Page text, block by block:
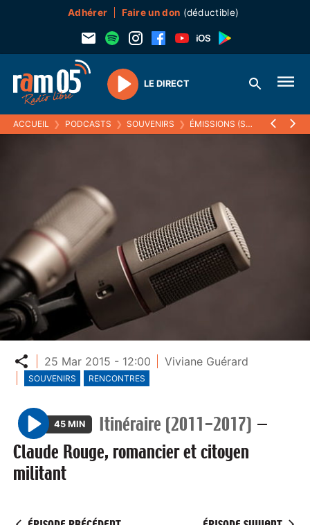
Adhérer Faire un don (déductible)
Play
LE DIRECT
ACCUEIL ❯ PODCASTS ❯ SOUVENIRS ❯ ÉMISSIONS (SOUVENIRS) ❯
Partager
25 Mar 2015 - 12:00 Viviane Guérard
SOUVENIRS RENCONTRES
P
l
a
45 MIN Itinéraire (2011-2017) —
Claude Rouge, romancier et citoyen
militant